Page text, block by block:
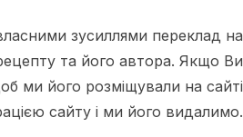
зусиллями переклад на
та його автора. Якщо Ви
ми його розміщували на сайті
сайту і ми його видалимо.